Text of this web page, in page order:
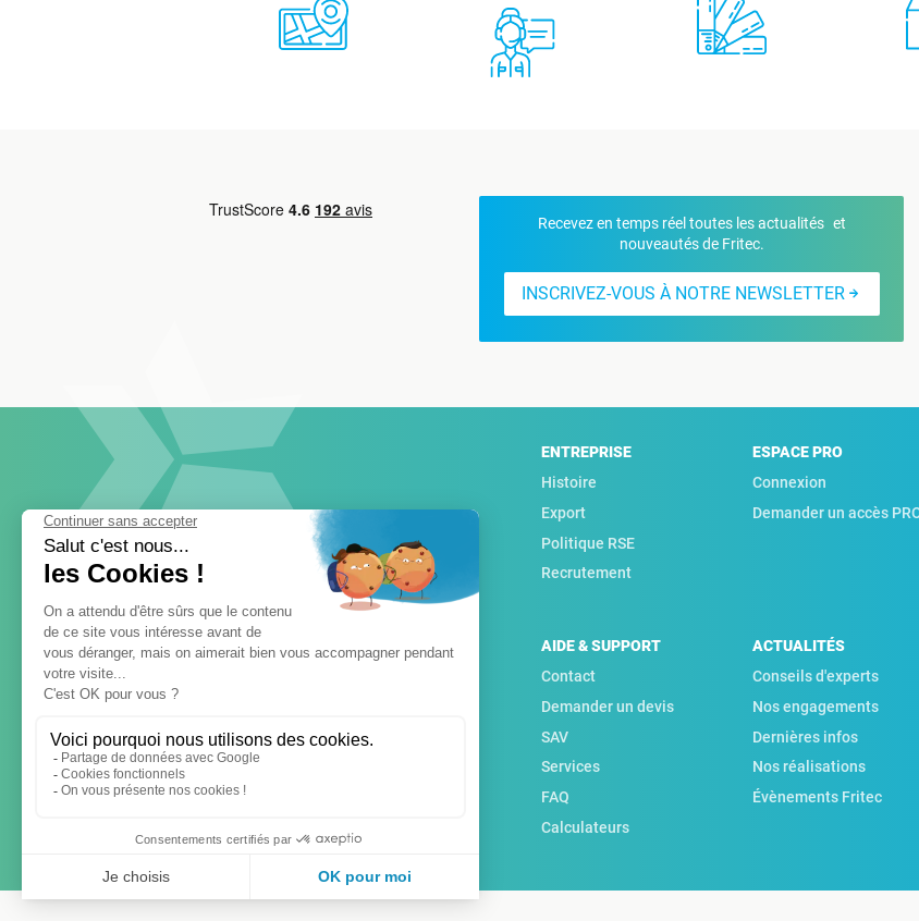
Recevez en temps réel toutes les actualités et
nouveautés de Fritec.
INSCRIVEZ-VOUS À NOTRE NEWSLETTER
ENTREPRISE
Histoire
Export
Politique RSE
Recrutement
ESPACE PRO
Connexion
Demander un accès
AIDE & SUPPORT
Contact
Demander un devis
SAV
Services
FAQ
Calculateurs
ACTUALITÉS
Conseils d'experts
Nos engagements
Dernières infos
Nos réalisations
Évènements Fritec